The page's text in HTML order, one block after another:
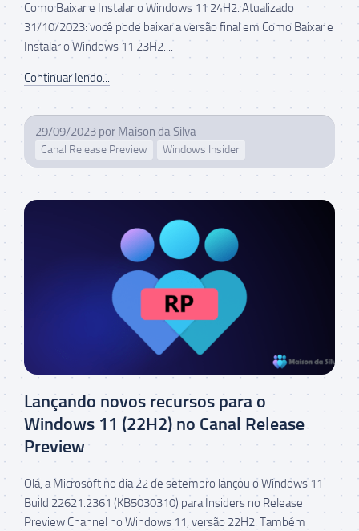
Como Baixar e Instalar o Windows 11 24H2. Atualizado
31/10/2023: você pode baixar a versão final em Como Baixar e
Instalar o Windows 11 23H2....
Continuar lendo...
29/09/2023 por Maison da Silva
Canal Release Preview Windows Insider
Lançando novos recursos para o
Windows 11 (22H2) no Canal Release
Preview
Olá, a Microsoft no dia 22 de setembro lançou o Windows 11
Build 22621.2361 (KB5030310) para Insiders no Release
Preview Channel no Windows 11, versão 22H2. Também